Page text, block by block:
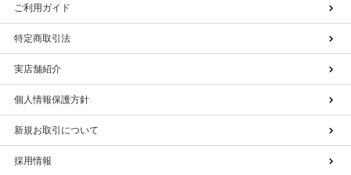
ご利用ガイド
特定商取引法
実店舗紹介
個人情報保護方針
新規お取引について
採用情報